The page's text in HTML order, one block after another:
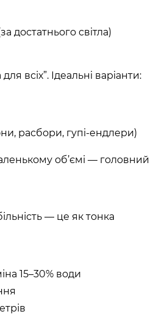
достатнього світла)
всіх”. Ідеальні варіанти:
расбори, гупі-ендлери)
об’ємі — головний
— це як тонка
15–30% води